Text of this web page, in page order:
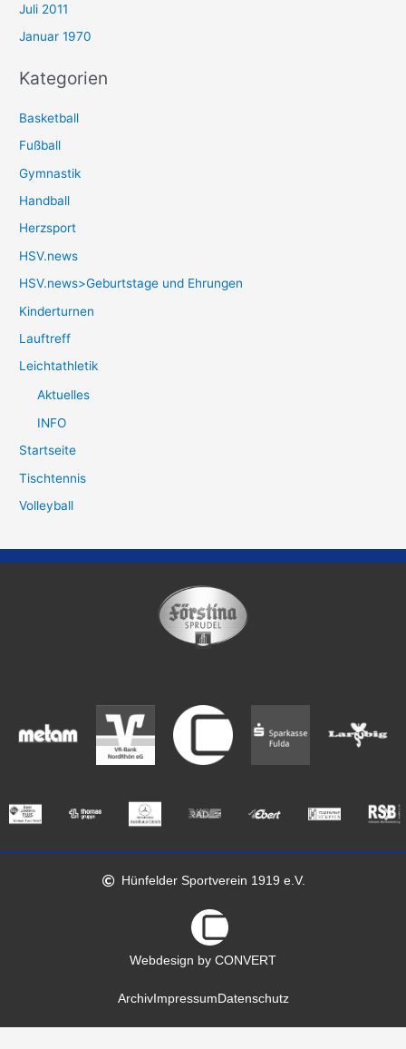
Juli 2011
Januar 1970
Kategorien
Basketball
Fußball
Gymnastik
Handball
Herzsport
HSV.news
HSV.news>Geburtstage und Ehrungen
Kinderturnen
Lauftreff
Leichtathletik
Aktuelles
INFO
Startseite
Tischtennis
Volleyball
Hünfelder Sportverein 1919 e.V.
Webdesign by CONVERT
ArchivImpressum Datenschutz